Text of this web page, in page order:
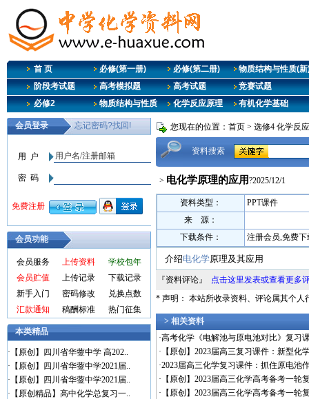
首 页 必修(第一册) 必修(第二册)
物质结构与性质(新
阶段考试题
高考模拟题 高考试题
竞赛试题
必修2
物质结构与性质 化学反应原理 有机化学基础
会员功能
会员服务 上传资料
学校包年
会员贮值
上传记录
下载记录
新手入门
密码修改
兑换点数
汇款通知
稿酬标准 热门征集
本类精品
· 【原创】四川省华蓥中学 高202..
· 【原创】四川省华蓥中学2021届..
· 【原创】四川省华蓥中学2021届..
· 【原创精品】高中化学总复习一..
您现在的位置： 首页 > 选修4 化学反
资料搜索
> 电化学原理的应用?2025/12/1
资料类型：
PPT课件
来 源：
下载条件：
注册会员,免费下
介绍电化学原理及其应用
『资料评论』 点击这里发表或查看更多
* 声明： 本站所收录资料、评论属其个人
> 相关资料
·高考化学《电解池与原电池对比》复习
· 【原创】2023届高三复习课件：新型化
·2023届高三化学复习课件：抓住原电池
· 【原创】2023届高三化学高考备考一
· 【原创】2023届高三化学高考备考一